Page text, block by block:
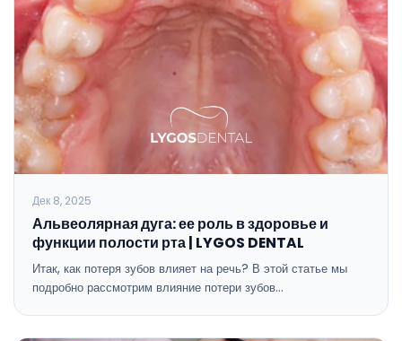
Дек 8, 2025
Альвеолярная дуга: ее роль в здоровье и
функции полости рта | LYGOS DENTAL
Итак, как потеря зубов влияет на речь? В этой статье мы
подробно рассмотрим влияние потери зубов…